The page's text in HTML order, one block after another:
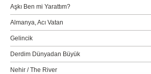
Aşkı Ben mi Yarattım?
Almanya, Acı Vatan
Gelincik
Derdim Dünyadan Büyük
Nehir / The River